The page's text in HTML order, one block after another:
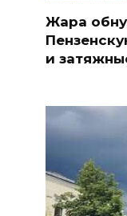
Жара
и